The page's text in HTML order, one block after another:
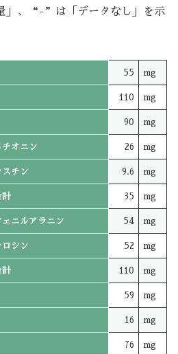
、“-”は「データなし」を示
55 mg
110 mg
90 mg
チオニン 26 mg
スチン 9.6 mg
計 35 mg
ェニルアラニン 54 mg
ロシン 52 mg
計 110 mg
59 mg
16 mg
76 mg